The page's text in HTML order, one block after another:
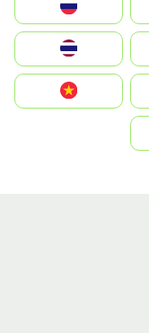
România
Slovensko
United States
Vietnam